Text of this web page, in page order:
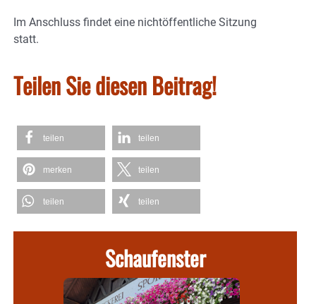
Im Anschluss findet eine nichtöffentliche Sitzung
statt.
Teilen Sie diesen Beitrag!
teilen teilen
merken teilen
teilen teilen
Schaufenster